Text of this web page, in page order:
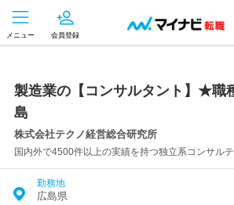
メニュー 会員登録
製造業の【コンサルタント】★職
島
株式会社テクノ経営総合研究所
国内外で4500件以上の実績を持つ独立系コンサル
勤務地
広島県